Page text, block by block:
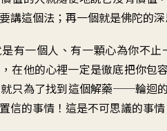
講這個法 ； 再一個就是佛陀的
有一個人、有一顆心為你不止
，在他的心裡一定是徹底把你包
就只為了找到這個解藥──輪迴
信的事情 ！ 這是不可思議的事情